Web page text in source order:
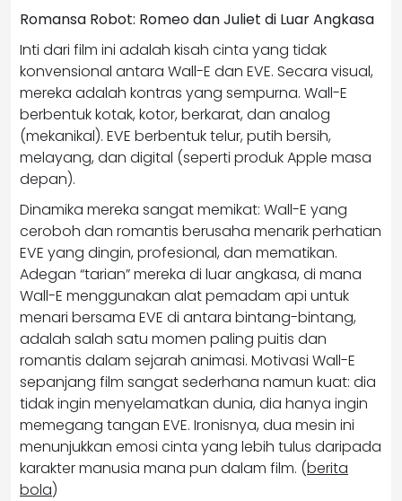
Romansa Robot: Romeo dan Juliet di Luar Angkasa
Inti dari film ini adalah kisah cinta yang tidak
konvensional antara Wall-E dan EVE. Secara visual,
mereka adalah kontras yang sempurna. Wall-E
berbentuk kotak, kotor, berkarat, dan analog
(mekanikal). EVE berbentuk telur, putih bersih,
melayang, dan digital (seperti produk Apple masa
depan).
Dinamika mereka sangat memikat: Wall-E yang
ceroboh dan romantis berusaha menarik perhatian
EVE yang dingin, profesional, dan mematikan.
Adegan “tarian” mereka di luar angkasa, di mana
Wall-E menggunakan alat pemadam api untuk
menari bersama EVE di antara bintang-bintang,
adalah salah satu momen paling puitis dan
romantis dalam sejarah animasi. Motivasi Wall-E
sepanjang film sangat sederhana namun kuat: dia
tidak ingin menyelamatkan dunia, dia hanya ingin
memegang tangan EVE. Ironisnya, dua mesin ini
menunjukkan emosi cinta yang lebih tulus daripada
karakter manusia mana pun dalam film. (berita
bola)